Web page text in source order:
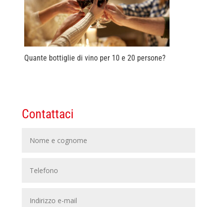
Quante bottiglie di vino per 10 e 20 persone?
Contattaci